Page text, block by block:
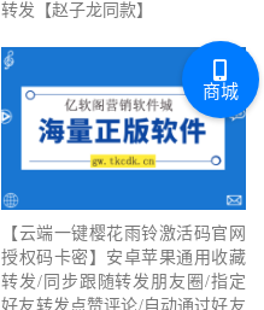
转发【赵子龙同款】
【云端一键樱花雨铃激活码官网
授权码卡密】安卓苹果通用收藏
转发/同步跟随转发朋友圈/指定
好友转发点赞评论/自动通过好友
商城